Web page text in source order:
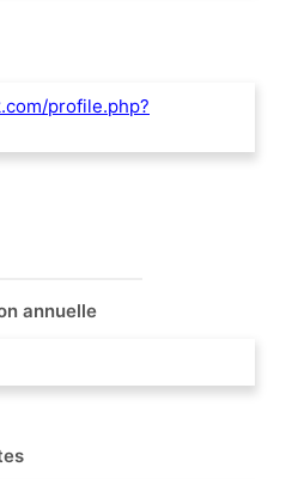
profile.php?
annuelle